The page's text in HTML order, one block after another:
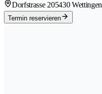
Dorfstrasse 205430 Wettingen
Termin reservieren